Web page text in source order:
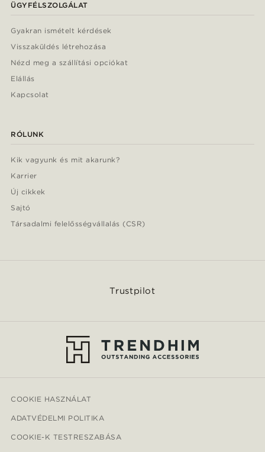
ÜGYFÉLSZOLGÁLAT
Gyakran ismételt kérdések
Visszaküldés létrehozása
Nézd meg a szállítási opciókat
Elállás
Kapcsolat
RÓLUNK
Kik vagyunk és mit akarunk?
Karrier
Új cikkek
Sajtó
Társadalmi felelősségvállalás (CSR)
Trustpilot
COOKIE HASZNÁLAT
ADATVÉDELMI POLITIKA
COOKIE-K TESTRESZABÁSA